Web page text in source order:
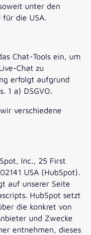
unter den
die USA.
Chat-Tools ein, um
Chat zu
erfolgt aufgrund
1 a) DSGVO.
verschiedene
Inc., 25 First
USA (HubSpot).
auf unserer Seite
HubSpot setzt
die konkret von
und Zwecke
entnehmen, dieses